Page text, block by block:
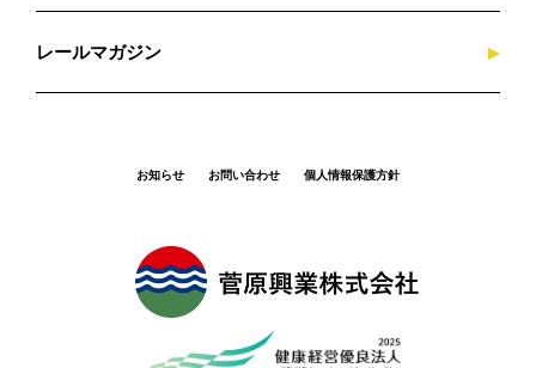
レールマガジン
お知らせ お問い合わせ 個人情報保護方針